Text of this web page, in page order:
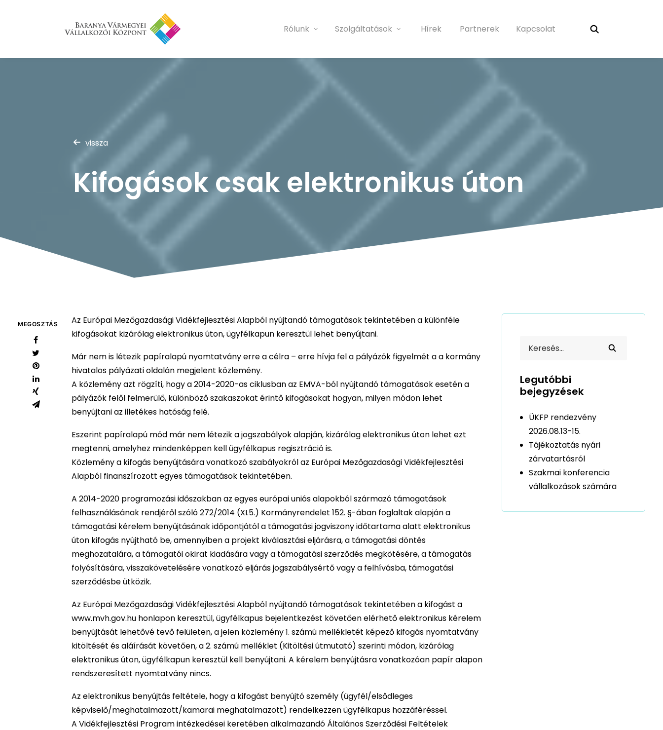
Rólunk Szolgáltatások Hírek Partnerek Kapcsolat
vissza
Kifogások csak elektronikus úton
MEGOSZTÁS
Az Európai Mezőgazdasági Vidékfejlesztési Alapból nyújtandó támogatások tekintetében a különféle
kifogásokat kizárólag elektronikus úton, ügyfélkapun keresztül lehet benyújtani.
Már nem is létezik papíralapú nyomtatvány erre a célra – erre hívja fel a pályázók figyelmét a a kormány
hivatalos pályázati oldalán megjelent közlemény.
A közlemény azt rögzíti, hogy a 2014-2020-as ciklusban az EMVA-ból nyújtandó támogatások esetén a
pályázók felől felmerülő, különböző szakaszokat érintő kifogásokat hogyan, milyen módon lehet
benyújtani az illetékes hatóság felé.
Eszerint papíralapú mód már nem létezik a jogszabályok alapján, kizárólag elektronikus úton lehet ezt
megtenni, amelyhez mindenképpen kell ügyfélkapus regisztráció is.
Közlemény a kifogás benyújtására vonatkozó szabályokról az Európai Mezőgazdasági Vidékfejlesztési
Alapból finanszírozott egyes támogatások tekintetében.
A 2014-2020 programozási időszakban az egyes európai uniós alapokból származó támogatások
felhasználásának rendjéről szóló 272/2014 (XI.5.) Kormányrendelet 152. §-ában foglaltak alapján a
támogatási kérelem benyújtásának időpontjától a támogatási jogviszony időtartama alatt elektronikus
úton kifogás nyújtható be, amennyiben a projekt kiválasztási eljárásra, a támogatási döntés
meghozatalára, a támogatói okirat kiadására vagy a támogatási szerződés megkötésére, a támogatás
folyósítására, visszakövetelésére vonatkozó eljárás jogszabálysértő vagy a felhívásba, támogatási
szerződésbe ütközik.
Az Európai Mezőgazdasági Vidékfejlesztési Alapból nyújtandó támogatások tekintetében a kifogást a
www.mvh.gov.hu honlapon keresztül, ügyfélkapus bejelentkezést követően elérhető elektronikus kérelem
benyújtását lehetővé tevő felületen, a jelen közlemény 1. számú mellékletét képező kifogás nyomtatvány
kitöltését és aláírását követően, a 2. számú melléklet (Kitöltési útmutató) szerinti módon, kizárólag
elektronikus úton, ügyfélkapun keresztül kell benyújtani. A kérelem benyújtásra vonatkozóan papír alapon
rendszeresített nyomtatvány nincs.
Az elektronikus benyújtás feltétele, hogy a kifogást benyújtó személy (ügyfél/elsődleges
képviselő/meghatalmazott/kamarai meghatalmazott) rendelkezzen ügyfélkapus hozzáféréssel.
A Vidékfejlesztési Program intézkedései keretében alkalmazandó Általános Szerződési Feltételek
Legutóbbi
bejegyzések
ÜKFP rendezvény
2026.08.13-15.
Tájékoztatás nyári
zárvatartásról
Szakmai konferencia
vállalkozások számára